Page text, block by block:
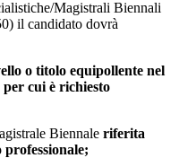
Magistrali Biennali
il candidato dovrà
o titolo equipollente nel
cui è richiesto
Biennale riferita